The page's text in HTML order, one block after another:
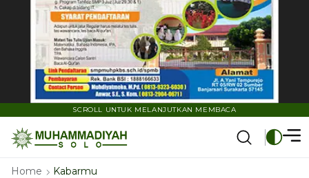
SCROLL UNTUK MELANJUTKAN MEMBACA
Home Kabarmu